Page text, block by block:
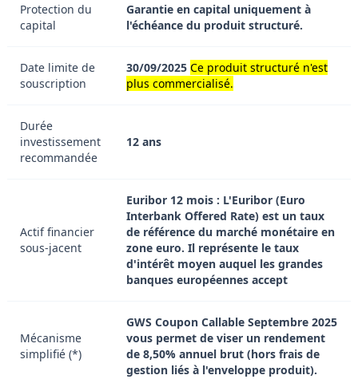
Protection du
capital
Garantie en capital uniquement à
l'échéance du produit structuré.
Date limite de
souscription
30/09/2025 Ce produit structuré n'est
plus commercialisé.
Durée
investissement
recommandée
12 ans
Actif financier
sous-jacent
Euribor 12 mois : L'Euribor (Euro
Interbank Offered Rate) est un taux
de référence du marché monétaire en
zone euro. Il représente le taux
d'intérêt moyen auquel les grandes
banques européennes accept
Mécanisme
simplifié (*)
GWS Coupon Callable Septembre 2025
vous permet de viser un rendement
de 8,50% annuel brut (hors frais de
gestion liés à l'enveloppe produit).